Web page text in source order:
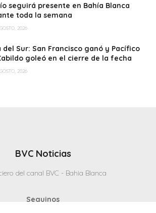
seguirá presente en Bahía Blanca
toda la semana
2026
del Sur: San Francisco ganó y Pacífico
goleó en el cierre de la fecha
2026
BVC Noticias
del canal BVC - Bahia Blanca
Seguinos